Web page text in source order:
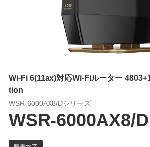
Wi-Fi 6(11ax)対応Wi-Fiルーター
tion
WSR-6000AX8/Dシリーズ
WSR-6000AX8/